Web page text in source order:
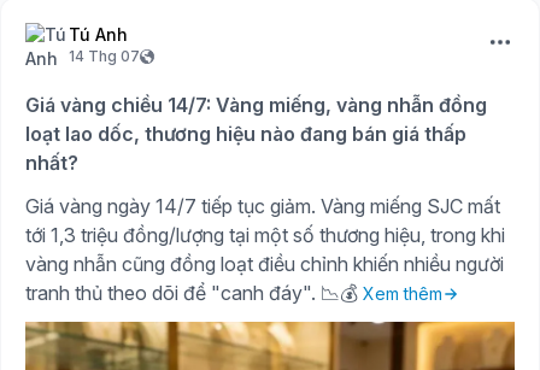
Tú Anh
14 Thg 07
Giá vàng chiều 14/7: Vàng miếng, vàng nhẫn đồng
loạt lao dốc, thương hiệu nào đang bán giá thấp
nhất?
Giá vàng ngày 14/7 tiếp tục giảm. Vàng miếng SJC mất
tới 1,3 triệu đồng/lượng tại một số thương hiệu, trong khi
vàng nhẫn cũng đồng loạt điều chỉnh khiến nhiều người
tranh thủ theo dõi để "canh đáy". 📉💰 Xem thêm